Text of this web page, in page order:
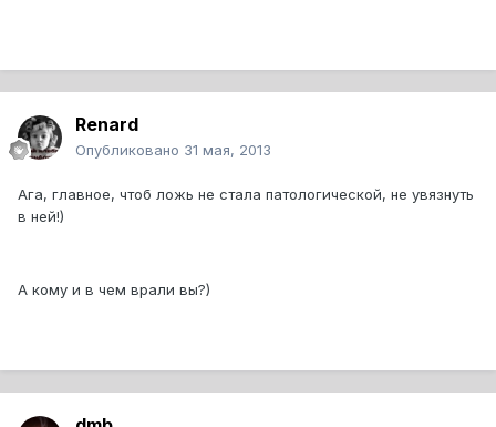
Renard
Опубликовано 31 мая, 2013
Ага, главное, чтоб ложь не стала патологической, не увязнуть
в ней!)
А кому и в чем врали вы?)